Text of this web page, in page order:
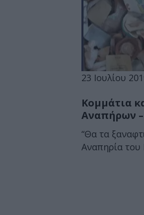
23 Ιουλίου
Κομμάτια
Αναπήρων –
“Θα τα
Αναπηρία